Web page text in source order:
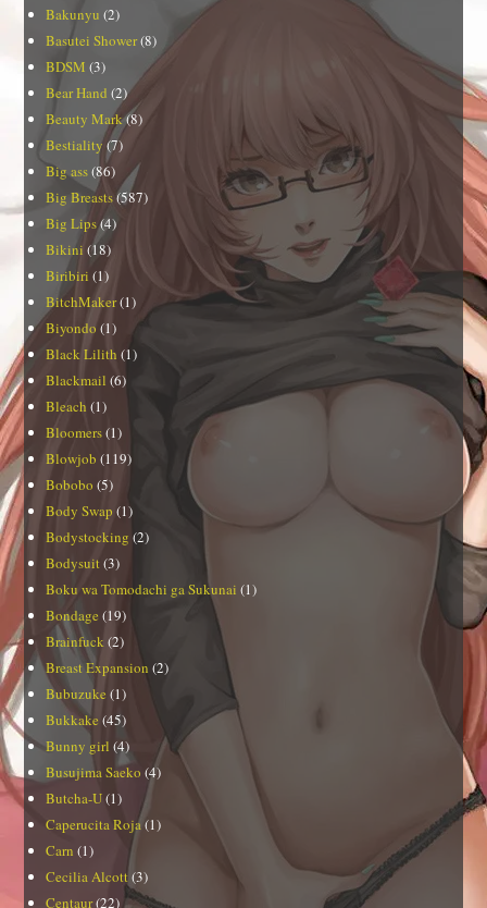
Bakunyu (2)
Basutei Shower(8)
BDSM (3)
Bear Hand (2)
Beauty Mark(8)
Bestiality(7)
Big ass(86)
Big Breasts(587)
Big Lips(4)
Bikini (18)
Biribiri (1)
BitchMaker(1)
Biyondo(1)
Black Lilith (1)
Blackmail (6)
Bleach (1)
Bloomers(1)
Blowjob (119)
Bobobo (5)
Body Swap (1)
Bodystocking (2)
Bodysuit(3)
Boku wa Tomodachi ga Sukunai (1)
Bondage (19)
Brainfuck(2)
Breast Expansion (2)
Bubuzuke (1)
Bukkake (45)
Bunny girl (4)
Busujima Saeko (4)
Butcha-U(1)
Caperucita Roja(1)
Carn (1)
Cecilia Alcott(3)
Centaur(22)